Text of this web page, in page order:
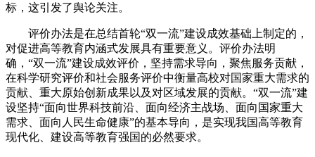
标，这引发了舆论关注。
评价办法是在总结首轮“双一流”建设成效基础上制定的，
对促进高等教育内涵式发展具有重要意义。评价办法明
确，“双一流”建设成效评价，坚持需求导向，聚焦服务贡献，
在科学研究评价和社会服务评价中衡量高校对国家重大需求的
贡献、重大原始创新成果以及对区域发展的贡献。“双一流”建
设坚持“面向世界科技前沿、面向经济主战场、面向国家重大
需求、面向人民生命健康”的基本导向，是实现我国高等教育
现代化、建设高等教育强国的必然要求。